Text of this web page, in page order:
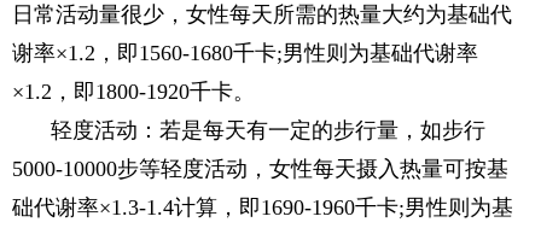
日常活动量很少，女性每天所需的热量大约为基础代
谢率×1.2，即1560-1680千卡;男性则为基础代谢率
×1.2，即1800-1920千卡。
轻度活动：若是每天有一定的步行量，如步行
5000-10000步等轻度活动，女性每天摄入热量可按基
础代谢率×1.3-1.4计算，即1690-1960千卡;男性则为基